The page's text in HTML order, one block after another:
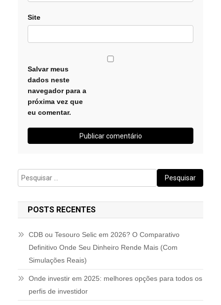
Site
Salvar meus
dados neste
navegador para a
próxima vez que
eu comentar.
Pesquisar
por:
POSTS RECENTES
CDB ou Tesouro Selic em 2026? O Comparativo
Definitivo Onde Seu Dinheiro Rende Mais (Com
Simulações Reais)
Onde investir em 2025: melhores opções para todos os
perfis de investidor